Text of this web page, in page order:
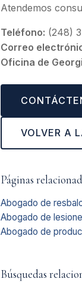
Atendemos
Teléfono: (248)
Correo
Oficina de
VOLVER A
Páginas
Abogado de
Abogado de
Abogado de
Búsquedas